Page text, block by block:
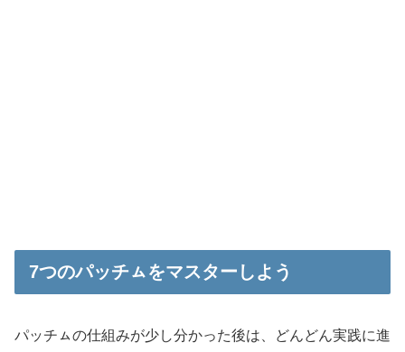
7つのパッチㇺをマスターしよう
パッチㇺの仕組みが少し分かった後は、どんどん実践に進